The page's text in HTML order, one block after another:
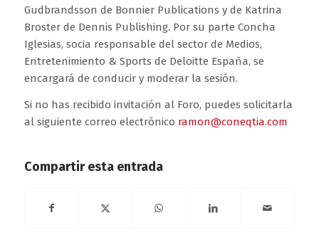
Gudbrandsson de Bonnier Publications y de Katrina
Broster de Dennis Publishing. Por su parte Concha
Iglesias, socia responsable del sector de Medios,
Entretenimiento & Sports de Deloitte España, se
encargará de conducir y moderar la sesión.
Si no has recibido invitación al Foro, puedes solicitarla
al siguiente correo electrónico ramon@coneqtia.com
Compartir esta entrada